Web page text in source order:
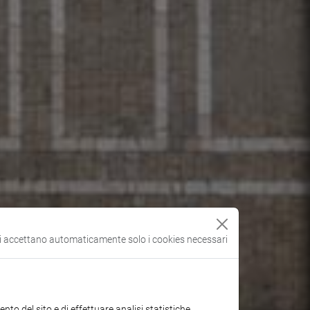
automaticamente solo i cookies necessari